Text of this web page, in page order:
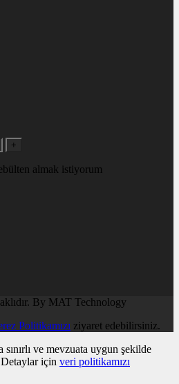
+
almak istiyorum
By MAT Technology
Politikamızı ziyaret edebilirsiniz.
ve mevzuata uygun şekilde
Detaylar için veri politikamızı